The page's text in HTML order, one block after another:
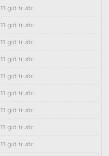
11 giờ trước
11 giờ trước
11 giờ trước
11 giờ trước
11 giờ trước
11 giờ trước
11 giờ trước
11 giờ trước
11 giờ trước